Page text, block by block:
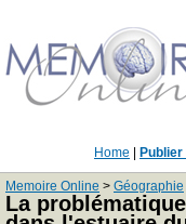
Home
Memoire Online > Géographie
La